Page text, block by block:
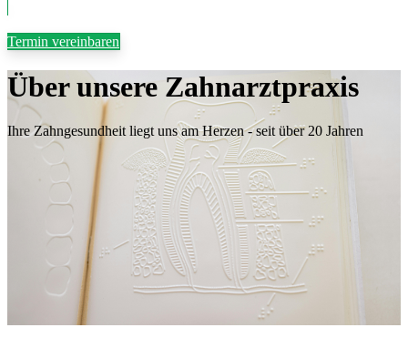
Termin vereinbaren
Über unsere Zahnarztpraxis
Ihre Zahngesundheit liegt uns am Herzen - seit über 20 Jahren